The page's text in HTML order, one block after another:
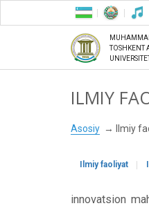
TOSHKENT
ILMIY
Asosiy Ilmiy
Ilmiy faoliyat
innovatsion